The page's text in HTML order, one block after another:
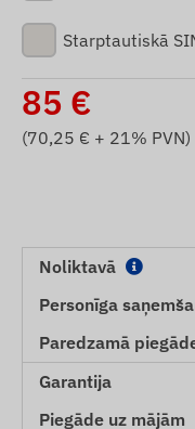
Starptautiskā
85 €
(70,25 € + 21% PVN)
Noliktavā
Personīga
Paredzamā
Garantija
Piegāde uz mājām